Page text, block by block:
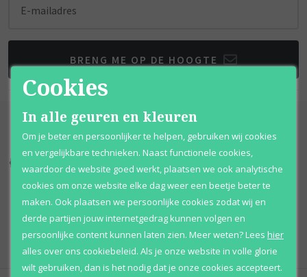
E-mailadres
BRENG ME OP DE HOOGTE
Qshops Keurmerk
Cookies
In alle geuren en kleuren
Om je beter en persoonlijker te helpen, gebruiken wij cookies
en vergelijkbare technieken. Naast functionele cookies,
waardoor de website goed werkt, plaatsen we ook analytische
cookies om onze website elke dag weer een beetje beter te
maken. Ook plaatsen we persoonlijke cookies zodat wij en
derde partijen jouw internetgedrag kunnen volgen en
persoonlijke content kunnen laten zien. Meer weten?Lees hier
alles over ons cookiebeleid. Als je onze website in volle glorie
wilt gebruiken, dan is het nodig dat je onze cookies accepteert.